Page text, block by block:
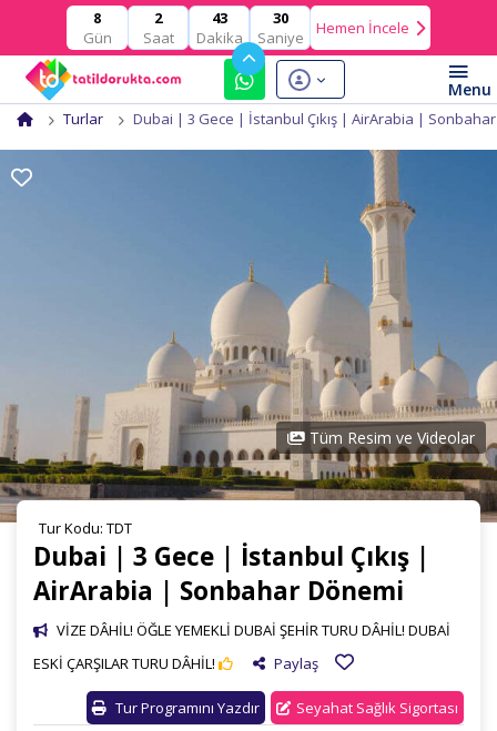
8
Gün
2
Saat
43
Dakika
30
Saniye
Hemen İncele
Turlar Dubai | 3 Gece | İstanbul Çıkış | AirArabia |
Tüm Resim ve Videolar
Tur Kodu: TDT
Dubai | 3 Gece | İstanbul Çıkış |
AirArabia | Sonbahar Dönemi
VİZE DÂHİL! ÖĞLE YEMEKLİ DUBAİ ŞEHİR TURU DÂHİL! DUBAİ
ESKİ ÇARŞILAR TURU DÂHİL!
Paylaş
Seyahat Sağlık Sigortası
Tur Programını Yazdır